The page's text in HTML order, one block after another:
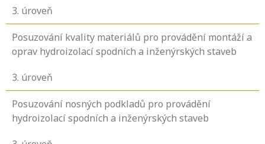
3. úroveň
Posuzování kvality materiálů pro provádění montáží a
oprav hydroizolací spodních a inženýrských staveb
3. úroveň
Posuzování nosných podkladů pro provádění
hydroizolací spodních a inženýrských staveb